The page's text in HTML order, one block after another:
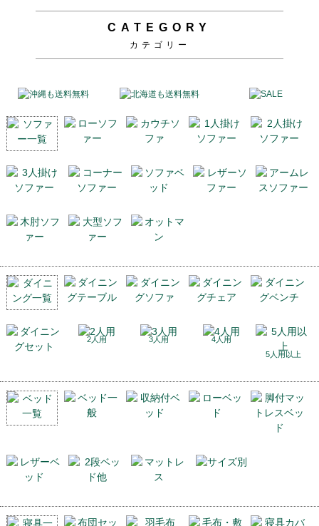
CATEGORY
カテゴリー
2人用 3人用
4人用
5人用以上